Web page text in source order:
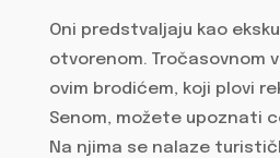
Oni predstvaljaju kao
otvorenom. Tročasovnom
ovim brodićem, koji plovi
Senom, možete upoznati
Na njima se nalaze